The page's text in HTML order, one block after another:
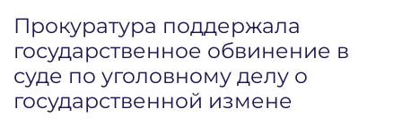
Прокуратура поддержала
государственное обвинение в
суде по уголовному делу о
государственной измене